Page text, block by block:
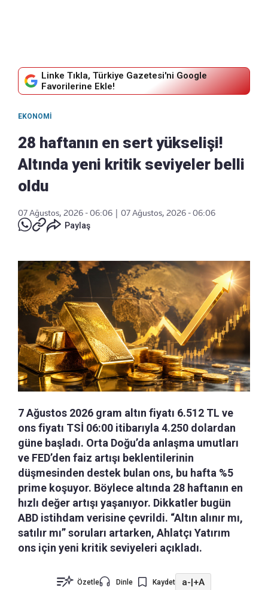
Linke Tıkla, Türkiye Gazetesi'ni Google
Favorilerine Ekle!
EKONOMI
28 haftanın en sert yükselişi!
Altında yeni kritik seviyeler belli
oldu
07 Ağustos, 2026 - 06:06
07 Ağustos, 2026 - 06:06
Paylaş
7 Ağustos 2026 gram altın fiyatı 6.512 TL ve
ons fiyatı TSİ 06:00 itibarıyla 4.250 dolardan
güne başladı. Orta Doğu’da anlaşma umutları
ve FED’den faiz artışı beklentilerinin
düşmesinden destek bulan ons, bu hafta %5
prime koşuyor. Böylece altında 28 haftanın en
hızlı değer artışı yaşanıyor. Dikkatler bugün
ABD istihdam verisine çevrildi. “Altın alınır mı,
satılır mı” soruları artarken, Ahlatçı Yatırım
ons için yeni kritik seviyeleri açıkladı.
Özetle Dinle Kaydet a-|+A